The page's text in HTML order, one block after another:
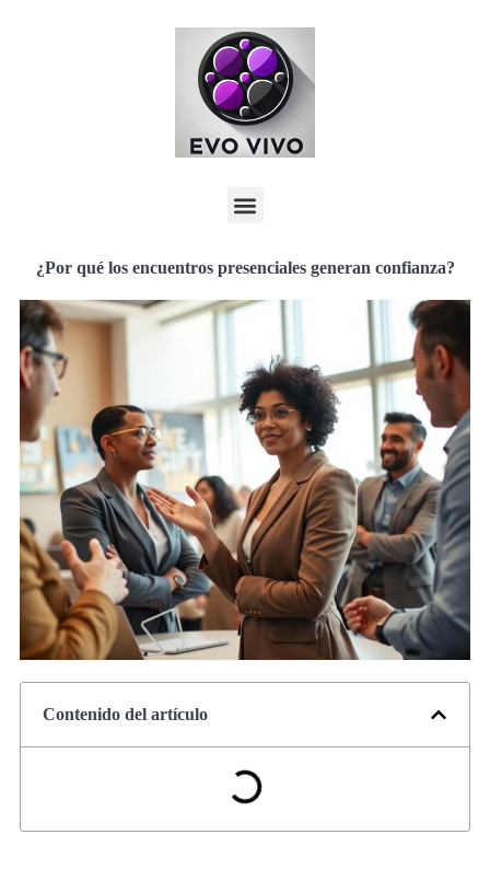
¿Por qué los encuentros presenciales generan confianza?
Contenido del artículo